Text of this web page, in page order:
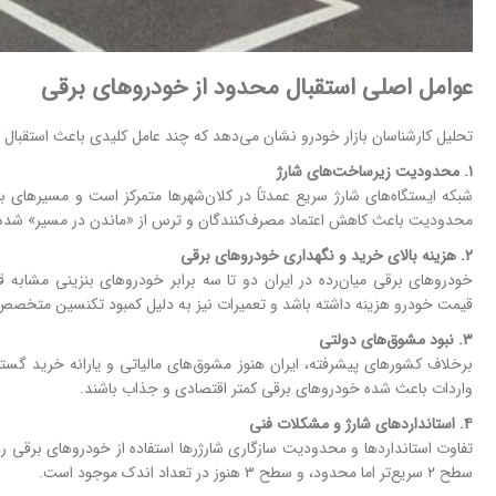
عوامل اصلی استقبال محدود از خودروهای برقی
تحلیل کارشناسان بازار خودرو نشان می‌دهد که چند عامل کلیدی باعث
۱. محدودیت زیرساخت‌های شارژ
شبکه ایستگاه‌های شارژ سریع عمدتاً در کلان‌شهرها متمرکز است و مسیرهای
محدودیت باعث کاهش اعتماد مصرف‌کنندگان و ترس از «ماندن در مسیر»
۲. هزینه بالای خرید و نگهداری خودروهای برقی
خودروهای برقی میان‌رده در ایران دو تا سه برابر خودروهای بنزینی
قیمت خودرو هزینه داشته باشد و تعمیرات نیز به دلیل کمبود تکنسین
۳. نبود مشوق‌های دولتی
برخلاف کشورهای پیشرفته، ایران هنوز مشوق‌های مالیاتی و یارانه خرید
واردات باعث شده خودروهای برقی کمتر اقتصادی و جذاب باشند.
۴. استانداردهای شارژ و مشکلات فنی
سطح ۲ سریع‌تر اما محدود، و سطح ۳ هنوز در تعداد اندک موجود است.